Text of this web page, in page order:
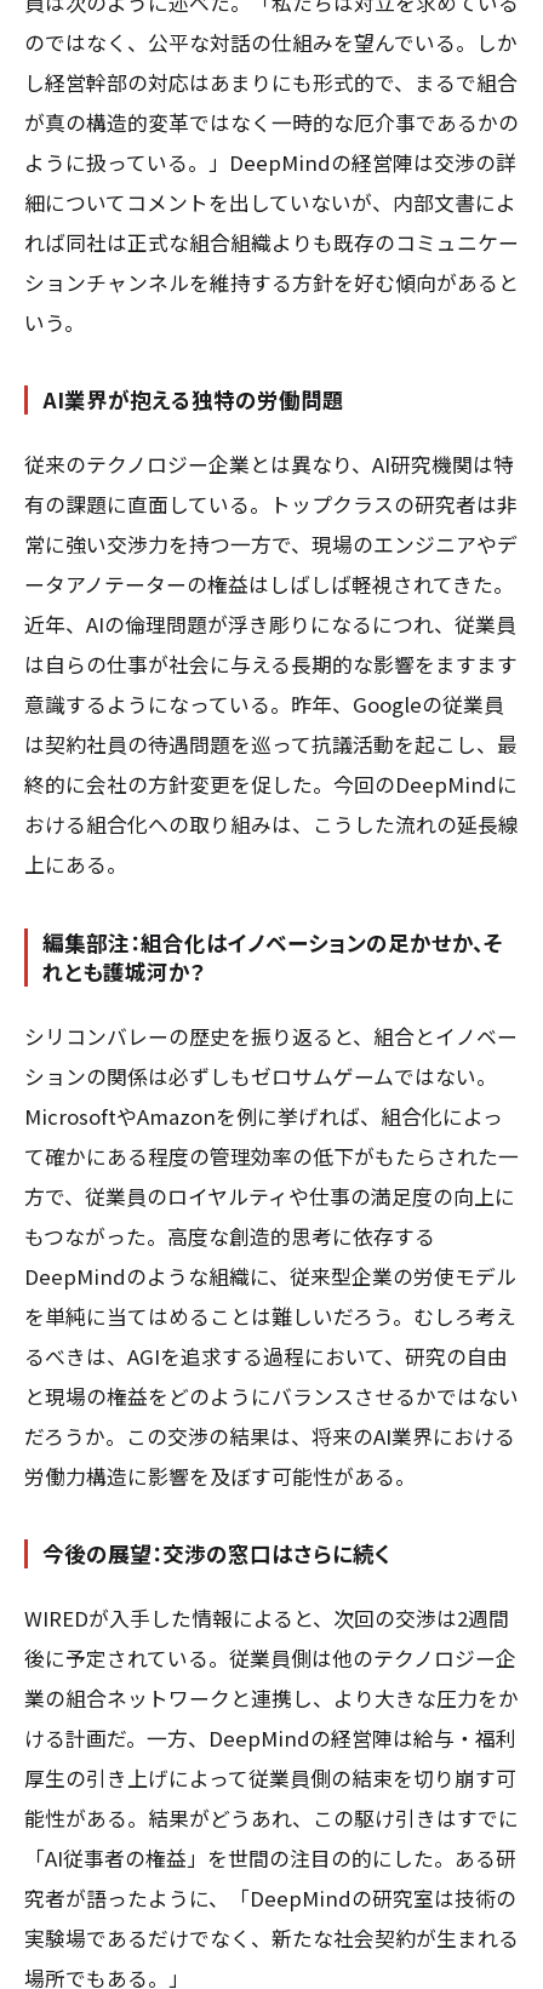
のではなく、公平な対話の仕組みを望んでいる。しか
し経営幹部の対応はあまりにも形式的で、まるで組合
が真の構造的変革ではなく一時的な厄介事であるかの
ように扱っている。」DeepMindの経営陣は交渉の詳
細についてコメントを出していないが、内部文書によ
れば同社は正式な組合組織よりも既存のコミュニケー
ションチャンネルを維持する方針を好む傾向があると
いう。
AI業界が抱える独特の労働問題
従来のテクノロジー企業とは異なり、AI研究機関は特
有の課題に直面している。トップクラスの研究者は非
常に強い交渉力を持つ一方で、現場のエンジニアやデ
ータアノテーターの権益はしばしば軽視されてきた。
近年、AIの倫理問題が浮き彫りになるにつれ、従業員
は自らの仕事が社会に与える長期的な影響をますます
意識するようになっている。昨年、Googleの従業員
は契約社員の待遇問題を巡って抗議活動を起こし、最
終的に会社の方針変更を促した。今回のDeepMindに
おける組合化への取り組みは、こうした流れの延長線
上にある。
編集部注：組合化はイノベーションの足かせか、そ
れとも護城河か？
シリコンバレーの歴史を振り返ると、組合とイノベー
ションの関係は必ずしもゼロサムゲームではない。
MicrosoftやAmazonを例に挙げれば、組合化によっ
て確かにある程度の管理効率の低下がもたらされた一
方で、従業員のロイヤルティや仕事の満足度の向上に
もつながった。高度な創造的思考に依存する
DeepMindのような組織に、従来型企業の労使モデル
を単純に当てはめることは難しいだろう。むしろ考え
るべきは、AGIを追求する過程において、研究の自由
と現場の権益をどのようにバランスさせるかではない
だろうか。この交渉の結果は、将来のAI業界における
労働力構造に影響を及ぼす可能性がある。
今後の展望：交渉の窓口はさらに続く
WIREDが入手した情報によると、次回の交渉は2週間
後に予定されている。従業員側は他のテクノロジー企
業の組合ネットワークと連携し、より大きな圧力をか
ける計画だ。一方、DeepMindの経営陣は給与・福利
厚生の引き上げによって従業員側の結束を切り崩す可
能性がある。結果がどうあれ、この駆け引きはすでに
「AI従事者の権益」を世間の注目の的にした。ある研
究者が語ったように、「DeepMindの研究室は技術の
実験場であるだけでなく、新たな社会契約が生まれる
場所でもある。」